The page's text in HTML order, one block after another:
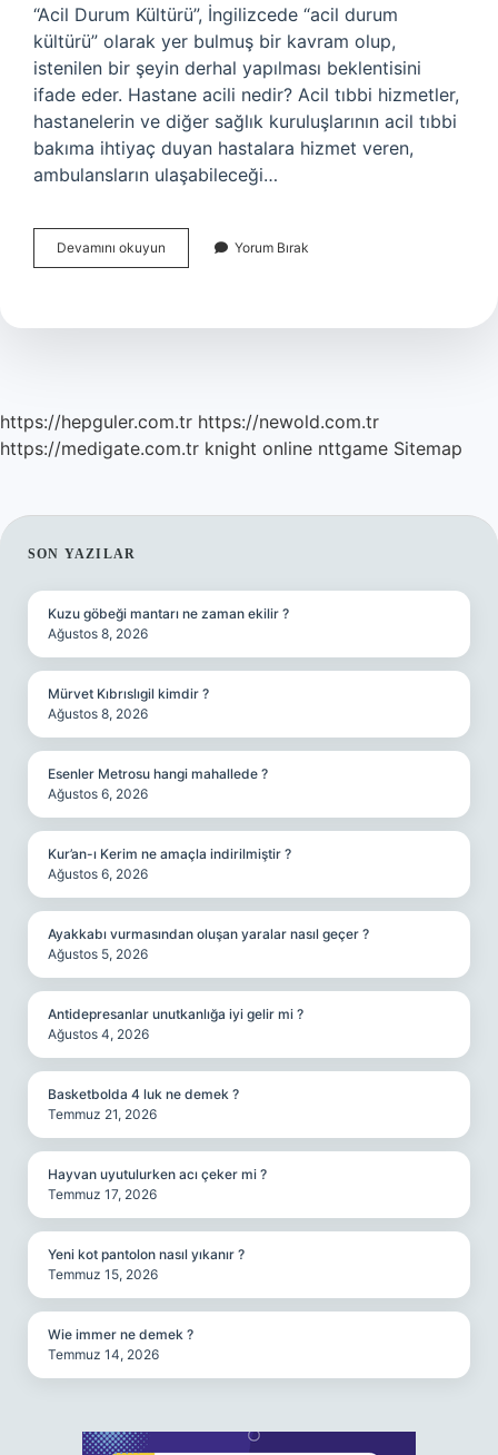
“Acil Durum Kültürü”, İngilizcede “acil durum
kültürü” olarak yer bulmuş bir kavram olup,
istenilen bir şeyin derhal yapılması beklentisini
ifade eder. Hastane acili nedir? Acil tıbbi hizmetler,
hastanelerin ve diğer sağlık kuruluşlarının acil tıbbi
bakıma ihtiyaç duyan hastalara hizmet veren,
ambulansların ulaşabileceği…
Devamını okuyun
Nedir
Yorum Bırak
https://hepguler.com.tr https://newold.com.tr
https://medigate.com.tr knight online nttgame Sitemap
SIDEBAR
SON YAZILAR
Kuzu göbeği mantarı ne zaman ekilir ?
Ağustos 8, 2026
Mürvet Kıbrıslıgil kimdir ?
Ağustos 8, 2026
Esenler Metrosu hangi mahallede ?
Ağustos 6, 2026
Kur’an-ı Kerim ne amaçla indirilmiştir ?
Ağustos 6, 2026
Ayakkabı vurmasından oluşan yaralar nasıl geçer ?
Ağustos 5, 2026
Antidepresanlar unutkanlığa iyi gelir mi ?
Ağustos 4, 2026
Basketbolda 4 luk ne demek ?
Temmuz 21, 2026
Hayvan uyutulurken acı çeker mi ?
Temmuz 17, 2026
Yeni kot pantolon nasıl yıkanır ?
Temmuz 15, 2026
Wie immer ne demek ?
Temmuz 14, 2026